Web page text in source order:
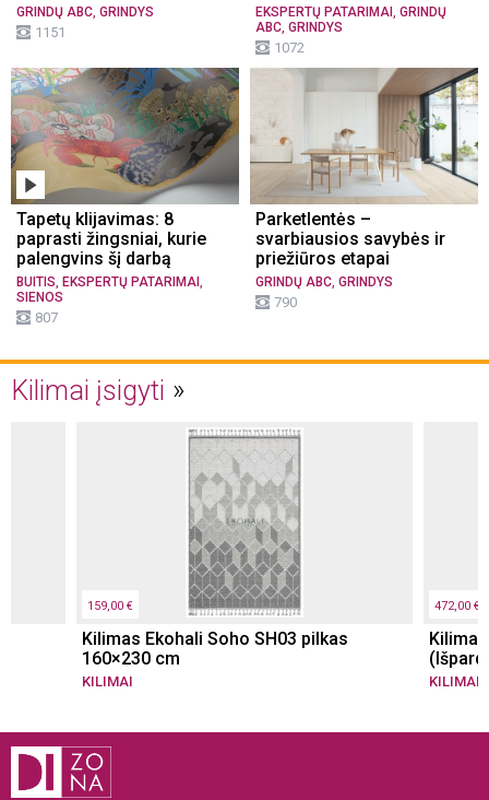
GRINDŲ ABC GRINDYS
1151
EKSPERTŲ PATARIMAI GRINDŲ
ABC GRINDYS
1072
Tapetų klijavimas: 8
paprasti žingsniai, kurie
palengvins šį darbą
BUITIS, EKSPERTŲ PATARIMAI ,
SIENOS
807
Parketlentės –
svarbiausios savybės ir
priežiūros etapai
GRINDŲ ABC, GRINDYS
790
Kilimai įsigyti
159,00 €
Kilimas Ekohali Soho SH03 pilkas
160×230 cm
KILIMAI
472,00 €
KILIMAI